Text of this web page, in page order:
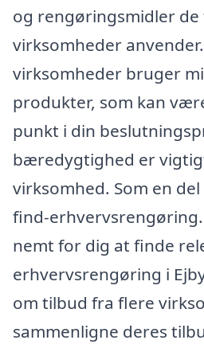
og rengøringsmidler de
virksomheder
virksomheder bruger
produkter, som kan
punkt i din
bæredygtighed er
virksomhed. Som en
find-
nemt for dig at finde
erhvervsrengøring i
om tilbud fra flere
sammenligne deres